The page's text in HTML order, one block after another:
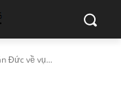
Đức về vụ...